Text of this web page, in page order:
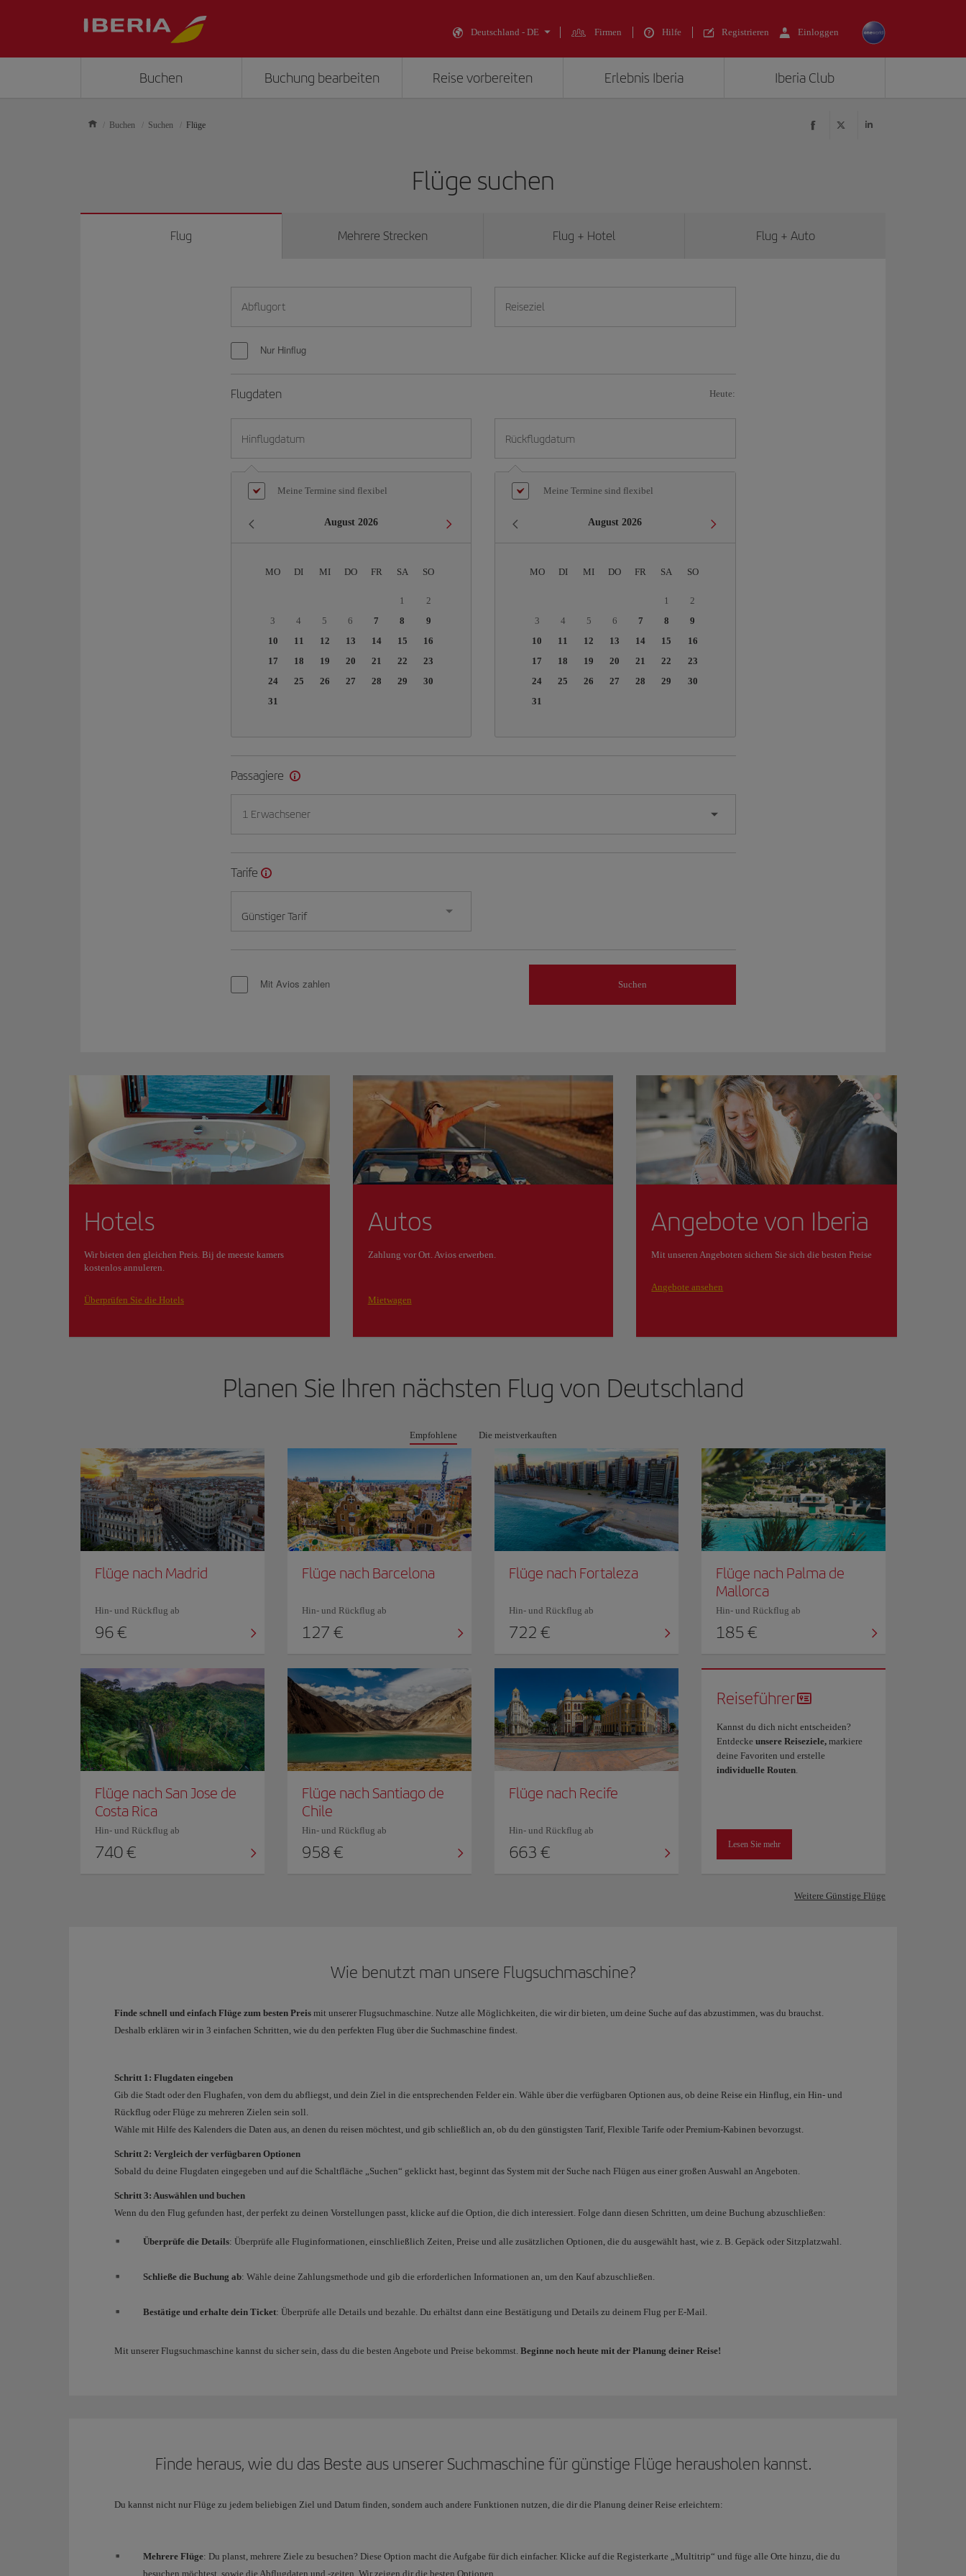
Deutschland - DE Firmen Hilfe Registrieren Einloggen
Buchen Buchung bearbeiten Reise vorbereiten Erlebnis Iberia Iberia Club
Buchen Suchen Flüge
Flüge suchen
Flug Mehrere Strecken Flug + Hotel Flug + Auto
Abflugort Reiseziel
Nur Hinflug
Flugdaten Heute:
Hinflugdatum
Meine Termine sind flexibel
August 2026
MO DI MI DO FR SA SO
1
2
3
4 5 6 7 8
9
10
11 12 13 14 15
16
17
18 19 20 21 22
23
24
25 26 27 28 29
30
31
Rückflugdatum
Meine Termine sind flexibel
August 2026
MO DI MI DO FR SA SO
1
2
3
4 5 6 7 8
9
10
11 12 13 14 15
16
17
18 19 20 21 22
23
24
25 26 27 28 29
30
31
Passagiere
1 Erwachsener
Tarife
Günstiger Tarif
Mit Avios zahlen Suchen
Hotels
Wir bieten den gleichen Preis. Bij de meeste kamers
kostenlos annuleren.
Überprüfen Sie die Hotels
Autos
Zahlung vor Ort. Avios erwerben.
Mietwagen
Angebote von Iberia
Mit unseren Angeboten sichern Sie sich die besten Preise
Angebote ansehen
Planen Sie Ihren nächsten Flug von Deutschland
Empfohlene Die meistverkauften
Flüge nach Madrid
Hin- und Rückflug ab
96 €
Flüge nach Barcelona
Hin- und Rückflug ab
127 €
Flüge nach Fortaleza
Hin- und Rückflug ab
722 €
Flüge nach Palma de
Mallorca
Hin- und Rückflug ab
185 €
Flüge nach San Jose de
Costa Rica
Hin- und Rückflug ab
740 €
Flüge nach Santiago de
Chile
Hin- und Rückflug ab
958 €
Flüge nach Recife
Hin- und Rückflug ab
663 €
Reiseführer
Kannst du dich nicht entscheiden?
Entdecke unsere Reiseziele, markiere
deine Favoriten und erstelle
individuelle Routen.
Lesen Sie mehr
Weitere Günstige Flüge
Wie benutzt man unsere Flugsuchmaschine?
Finde schnell und einfach Flüge zum besten Preis mit unserer Flugsuchmaschine. Nutze alle Möglichkeiten, die wir dir bieten, um deine Suche auf das abzustimmen, was du brauchst.
Deshalb erklären wir in 3 einfachen Schritten, wie du den perfekten Flug über die Suchmaschine findest.
Schritt 1: Flugdaten eingeben
Gib die Stadt oder den Flughafen, von dem du abfliegst, und dein Ziel in die entsprechenden Felder ein. Wähle über die verfügbaren Optionen aus, ob deine Reise ein Hinflug, ein Hin- und
Rückflug oder Flüge zu mehreren Zielen sein soll.
Wähle mit Hilfe des Kalenders die Daten aus, an denen du reisen möchtest, und gib schließlich an, ob du den günstigsten Tarif, Flexible Tarife oder Premium-Kabinen bevorzugst.
Schritt 2: Vergleich der verfügbaren Optionen
Sobald du deine Flugdaten eingegeben und auf die Schaltfläche „Suchen“ geklickt hast, beginnt das System mit der Suche nach Flügen aus einer großen Auswahl an Angeboten.
Schritt 3: Auswählen und buchen
Wenn du den Flug gefunden hast, der perfekt zu deinen Vorstellungen passt, klicke auf die Option, die dich interessiert. Folge dann diesen Schritten, um deine Buchung abzuschließen:
Überprüfe die Details: Überprüfe alle Fluginformationen, einschließlich Zeiten, Preise und alle zusätzlichen Optionen, die du ausgewählt hast, wie z. B. Gepäck oder Sitzplatzwahl.
Schließe die Buchung ab: Wähle deine Zahlungsmethode und gib die erforderlichen Informationen an, um den Kauf abzuschließen.
Bestätige und erhalte dein Ticket: Überprüfe alle Details und bezahle. Du erhältst dann eine Bestätigung und Details zu deinem Flug per E-Mail.
Mit unserer Flugsuchmaschine kannst du sicher sein, dass du die besten Angebote und Preise bekommst. Beginne noch heute mit der Planung deiner Reise!
Finde heraus, wie du das Beste aus unserer Suchmaschine für günstige Flüge herausholen kannst.
Du kannst nicht nur Flüge zu jedem beliebigen Ziel und Datum finden, sondern auch andere Funktionen nutzen, die dir die Planung deiner Reise erleichtern:
Mehrere Flüge: Du planst, mehrere Ziele zu besuchen? Diese Option macht die Aufgabe für dich einfacher. Klicke auf die Registerkarte „Multitrip“ und füge alle Orte hinzu, die du
besuchen möchtest, sowie die Abflugdaten und -zeiten. Wir zeigen dir die besten Optionen.